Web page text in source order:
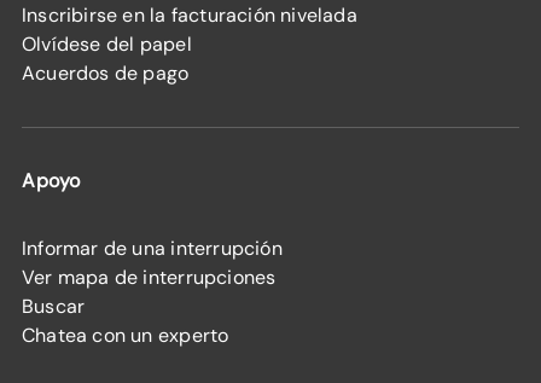
Inscribirse en la facturación nivelada
Olvídese del papel
Acuerdos de pago
Apoyo
Informar de una interrupción
Ver mapa de interrupciones
Buscar
Chatea con un experto